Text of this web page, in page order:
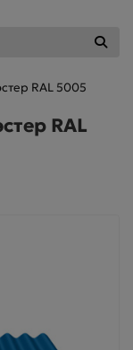
RAL 5005
RAL